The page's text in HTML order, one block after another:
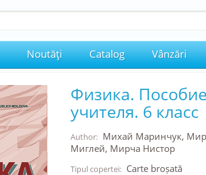
Noutăţi Catalog Vânzări
Физика.
учителя. 6 класс
Author: Михай Маринчук,
Миглей, Мирча Нистор
Tipul copertei: Carte broșată